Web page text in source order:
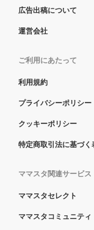
広告出稿について
運営会社
ご利用にあたって
利用規約
プライバシーポリシー
クッキーポリシー
特定商取引法に基づく
ママスタ関連サービス
ママスタセレクト
ママスタコミュニティ